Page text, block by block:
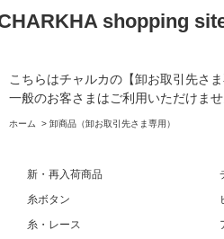
shopping
こちらはチャルカの【卸お取引先さ
一般のお客さまはご利用いただけませ
ホーム > 卸商品（卸お取引先さま専用）
新・再入荷商品
糸ボタン
糸・レース